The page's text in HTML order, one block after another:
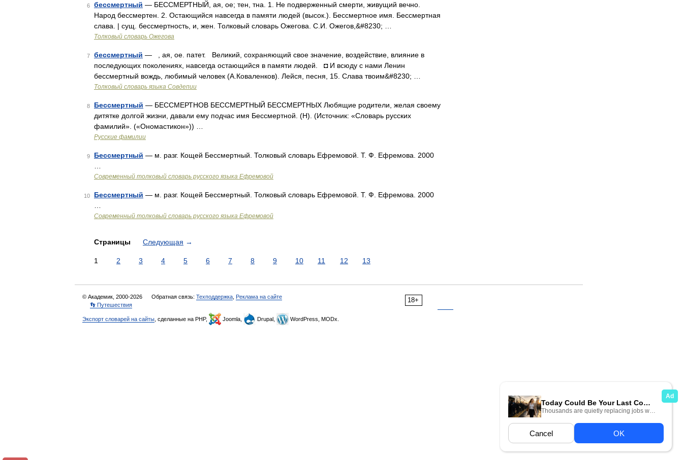
6 бессмертный — БЕССМЕРТНЫЙ, ая, ое; тен, тна. 1. Не подверженный смерти, живущий вечно.
Народ бессмертен. 2. Остающийся навсегда в памяти людей (высок.). Бессмертное имя. Бессмертная
слава. | сущ. бессмертность, и, жен. Толковый словарь Ожегова. С.И. Ожегов,&#8230; …
Толковый словарь Ожегова
7 бессмертный — , ая, ое. патет. Великий, сохраняющий свое значение, воздействие, влияние в
последующих поколениях, навсегда остающийся в памяти людей. ◘ И всюду с нами Ленин
бессмертный вождь, любимый человек (А.Коваленков). Лейся, песня, 15. Слава твоим&#8230; …
Толковый словарь языка Совдепии
8 Бессмертный — БЕССМЕРТНОВ БЕССМЕРТНЫЙ БЕССМЕРТНЫХ Любящие родители, желая своему
дитятке долгой жизни, давали ему подчас имя Бессмертной. (Н). (Источник: «Словарь русских
фамилий». («Ономастикон»)) …
Русские фамилии
9 Бессмертный — м. разг. Кощей Бессмертный. Толковый словарь Ефремовой. Т. Ф. Ефремова. 2000
Современный толковый словарь русского языка Ефремовой
10 Бессмертный — м. разг. Кощей Бессмертный. Толковый словарь Ефремовой. Т. Ф. Ефремова. 2000
Современный толковый словарь русского языка Ефремовой
Страницы Следующая →
1 2 3 4 5 6 7 8 9 10 11 12 13
18+
© Академик, 2000-2026 Обратная связь: Техподдержка Реклама на сайте
👣 Путешествия
Экспорт словарей на сайты , сделанные на PHP, Joomla, Drupal, WordPress, MODx.